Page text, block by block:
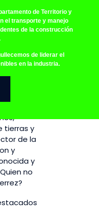
de Territorio y
el transporte y manejo
de la construcción
de liderar el
en la industria.